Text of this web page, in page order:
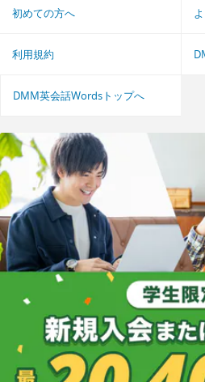
初めての方へ
利用規約
DMM英会話Wordsトップへ